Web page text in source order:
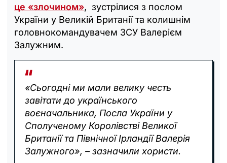
це «злочином», зустрілися з послом
України у Великій Британії та колишнім
головнокомандувачем ЗСУ Валерієм
Залужним.
«Сьогодні ми мали велику честь
завітати до українського
воєначальника, Посла України у
Сполученому Королівстві Великої
Британії та Північної Ірландії Валерія
Залужного», – зазначили хористи.